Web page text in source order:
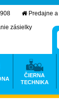
Predajne
zásielky
ČIERNA
TECHNIKA